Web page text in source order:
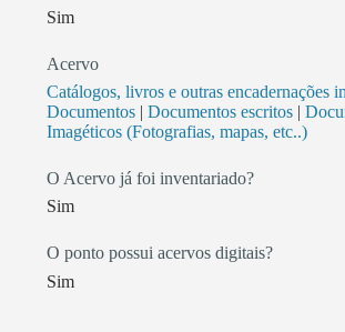
Sim
Acervo
Catálogos, livros e outras encadernações
Documentos | Documentos escritos |
Imagéticos (Fotografias, mapas, etc..)
O Acervo já foi inventariado?
Sim
O ponto possui acervos digitais?
Sim